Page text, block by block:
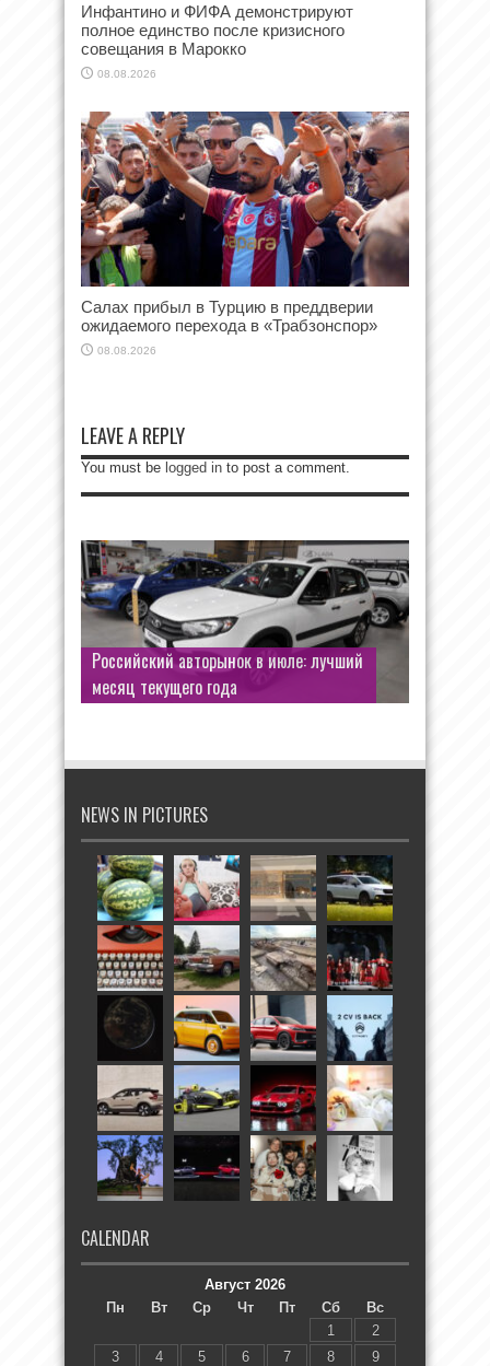
Инфантино и ФИФА демонстрируют
полное единство после кризисного
совещания в Марокко
08.08.2026
Салах прибыл в Турцию в преддверии
ожидаемого перехода в «Трабзонспор»
08.08.2026
LEAVE A REPLY
You must be logged in to post a comment.
Российский авторынок в июле: лучший
месяц текущего года
NEWS IN PICTURES
CALENDAR
Август 2026
Пн
Вт Ср Чт Пт Сб
Вс
1
2
3
4 5 6 7 8
9